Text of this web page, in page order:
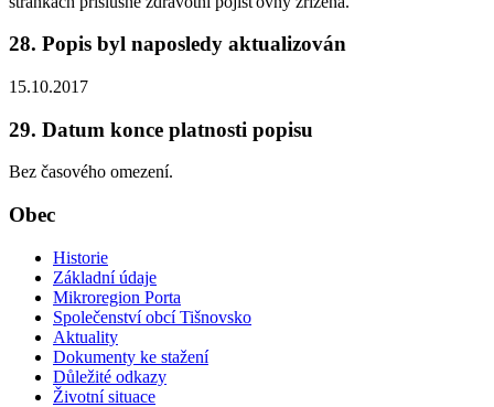
28. Popis byl naposledy aktualizován
15.10.2017
29. Datum konce platnosti popisu
Bez časového omezení.
Obec
Historie
Základní údaje
Mikroregion Porta
Společenství obcí Tišnovsko
Aktuality
Dokumenty ke stažení
Důležité odkazy
Životní situace